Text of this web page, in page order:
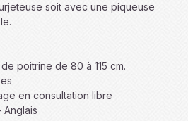
soit avec une piqueuse
poitrine de 80 à 115 cm.
en consultation libre
Anglais